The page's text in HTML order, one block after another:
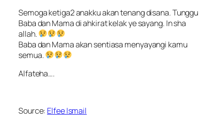
Semoga ketiga2 anakku akan tenang disana. Tunggu
Baba dan Mama di ahkirat kelak ye sayang. In sha
allah.
Baba dan Mama akan sentiasa menyayangi kamu
semua.
Alfateha….
Source: Elfee Ismail